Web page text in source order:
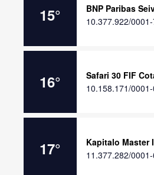
15°
BNP Paribas
10.377.922/
16°
Safari 30 FIF
10.158.171/
17°
Kapitalo Master
11.377.282/